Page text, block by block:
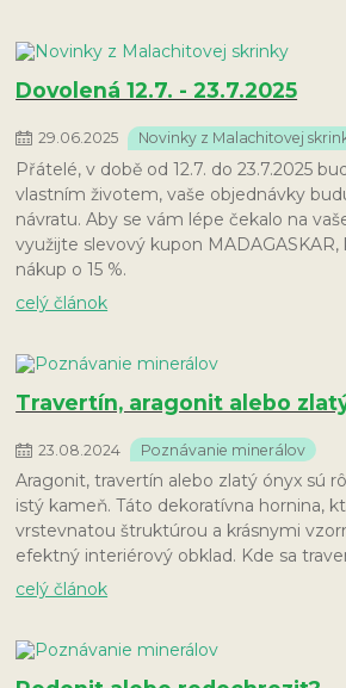
Dovolená 12.7. - 23.7.2025
29.06.2025 Novinky z Malachitovej
Přátelé, v době od 12.7. do 23.7.2025
vlastním životem, vaše objednávky
návratu. Aby se vám lépe čekalo na
využijte slevový kupon
nákup o 15 %.
celý článok
Travertín, aragonit alebo
23 08 2024 Poznávanie minerálov
Aragonit, travertín alebo zlatý ónyx sú
istý kameň. Táto dekoratívna hornina,
vrstevnatou štruktúrou a krásnymi
efektný interiérový obklad. Kde sa
celý článok